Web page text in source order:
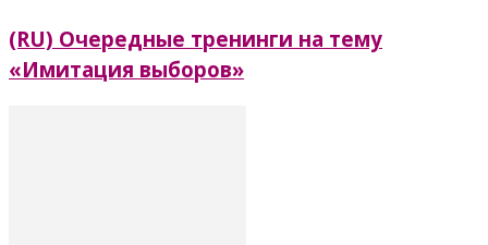
(RU) Очередные тренинги на тему
«Имитация выборов»